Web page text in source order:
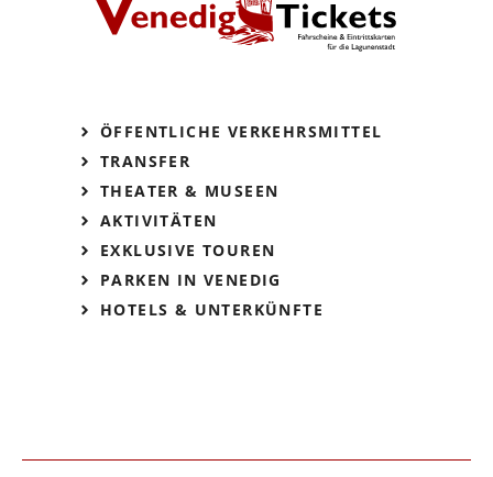
ÖFFENTLICHE VERKEHRSMITTEL
TRANSFER
THEATER & MUSEEN
AKTIVITÄTEN
EXKLUSIVE TOUREN
PARKEN IN VENEDIG
HOTELS & UNTERKÜNFTE